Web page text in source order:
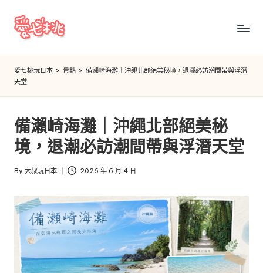
Skip
愛
七
桃
玩
日
本
愛七桃玩日本 > 景點 > 備瀨崎海灘｜沖繩北部絕美秘境，退潮必訪潮間帶與浮潛
天堂
備瀨崎海灘｜沖繩北部絕美秘
境，退潮必訪潮間帶與浮潛天堂
Posted
By 大叔玩日本 2026 年 6 月 4 日